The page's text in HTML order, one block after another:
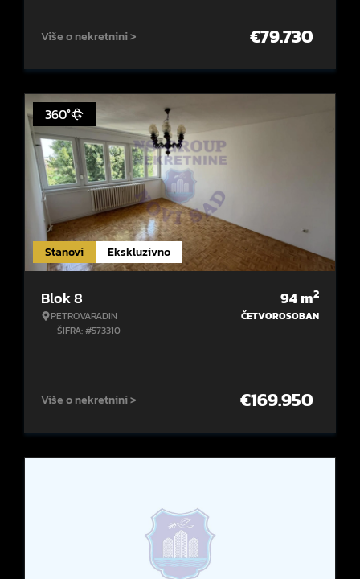
Više o nekretnini > €79.730
Stanovi Ekskluzivno
360°
Blok 8
PETROVARADIN
ŠIFRA: #573310
94m2
ČETVOROSOBAN
Više o nekretnini > €169.950